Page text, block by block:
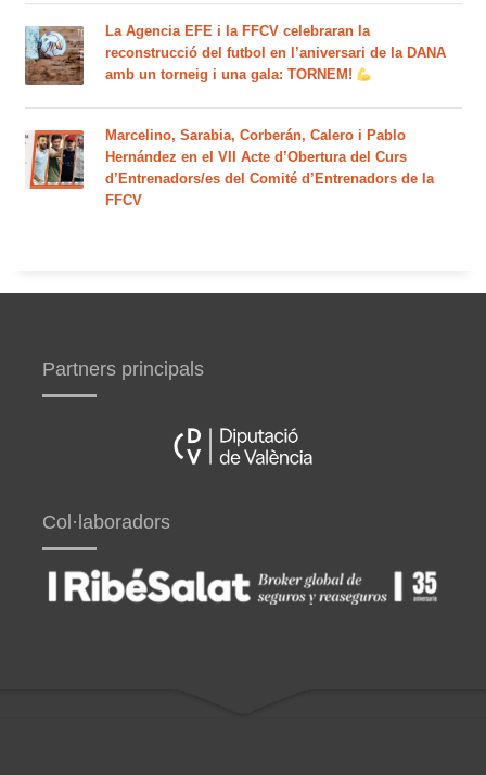
La Agencia EFE i la FFCV celebraran la
reconstrucció del futbol en l’aniversari de la DANA
amb un torneig i una gala: TORNEM!
Marcelino, Sarabia, Corberán, Calero i Pablo
Hernández en el VII Acte d’Obertura del Curs
d’Entrenadors/es del Comité d’Entrenadors de la
FFCV
Partners principals
Col·laboradors